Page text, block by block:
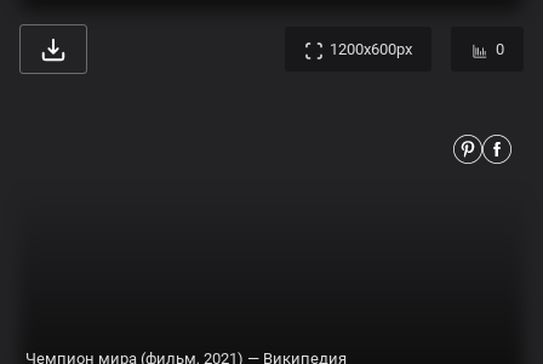
1200x600px 0
Чемпион мира (фильм, 2021) — Википедия